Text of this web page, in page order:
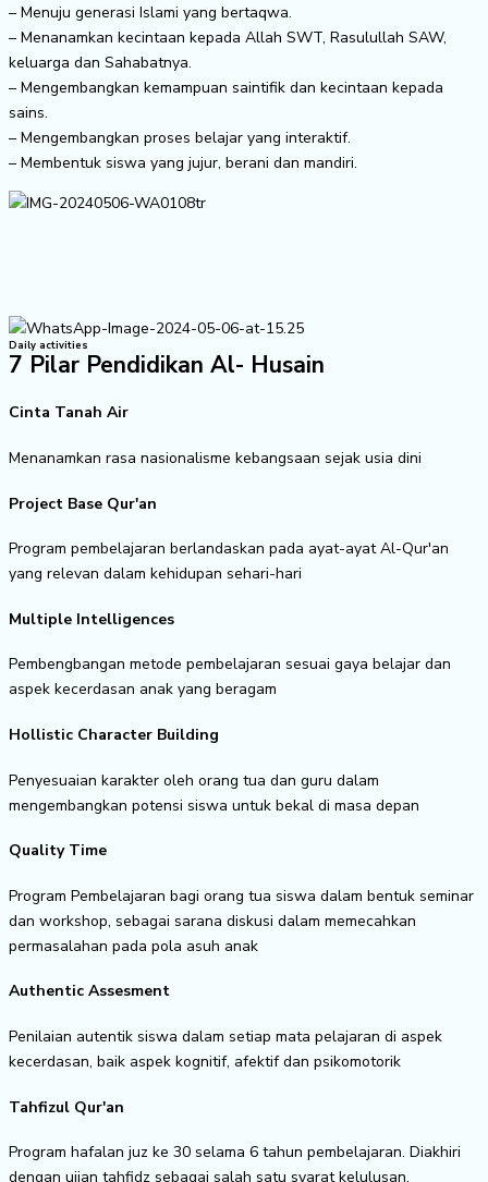
– Menuju generasi Islami yang bertaqwa.
– Menanamkan kecintaan kepada Allah SWT, Rasulullah SAW,
keluarga dan Sahabatnya.
– Mengembangkan kemampuan saintifik dan kecintaan kepada
sains.
– Mengembangkan proses belajar yang interaktif.
– Membentuk siswa yang jujur, berani dan mandiri.
Daily activities
7 Pilar Pendidikan Al- Husain
Cinta Tanah Air
Menanamkan rasa nasionalisme kebangsaan sejak usia dini
Project Base Qur'an
Program pembelajaran berlandaskan pada ayat-ayat Al-Qur'an
yang relevan dalam kehidupan sehari-hari
Multiple Intelligences
Pembengbangan metode pembelajaran sesuai gaya belajar dan
aspek kecerdasan anak yang beragam
Hollistic Character Building
Penyesuaian karakter oleh orang tua dan guru dalam
mengembangkan potensi siswa untuk bekal di masa depan
Quality Time
Program Pembelajaran bagi orang tua siswa dalam bentuk seminar
dan workshop, sebagai sarana diskusi dalam memecahkan
permasalahan pada pola asuh anak
Authentic Assesment
Penilaian autentik siswa dalam setiap mata pelajaran di aspek
kecerdasan, baik aspek kognitif, afektif dan psikomotorik
Tahfizul Qur'an
Program hafalan juz ke 30 selama 6 tahun pembelajaran. Diakhiri
dengan ujian tahfidz sebagai salah satu syarat kelulusan.